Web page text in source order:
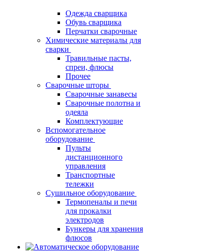
Одежда сварщика
Обувь сварщика
Перчатки сварочные
Химические материалы для
сварки
Травильные пасты,
спреи, флюсы
Прочее
Сварочные шторы
Сварочные занавесы
Сварочные полотна и
одеяла
Комплектующие
Вспомогательное
оборудование
Пульты
дистанционного
управления
Транспортные
тележки
Сушильное оборудование
Термопеналы и печи
для прокалки
электродов
Бункеры для хранения
флюсов